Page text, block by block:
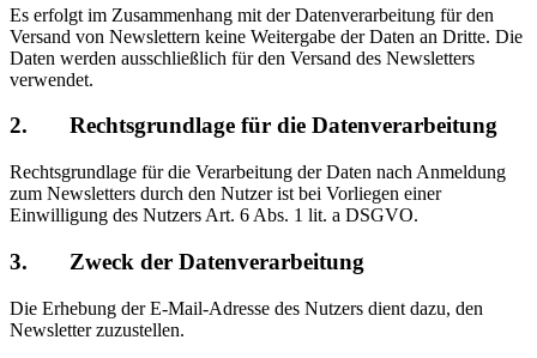
Es erfolgt im Zusammenhang mit der Datenverarbeitung für den
Versand von Newslettern keine Weitergabe der Daten an Dritte. Die
Daten werden ausschließlich für den Versand des Newsletters
verwendet.
2. Rechtsgrundlage für die Datenverarbeitung
Rechtsgrundlage für die Verarbeitung der Daten nach Anmeldung
zum Newsletters durch den Nutzer ist bei Vorliegen einer
Einwilligung des Nutzers Art. 6 Abs. 1 lit. a DSGVO.
3. Zweck der Datenverarbeitung
Die Erhebung der E-Mail-Adresse des Nutzers dient dazu, den
Newsletter zuzustellen.